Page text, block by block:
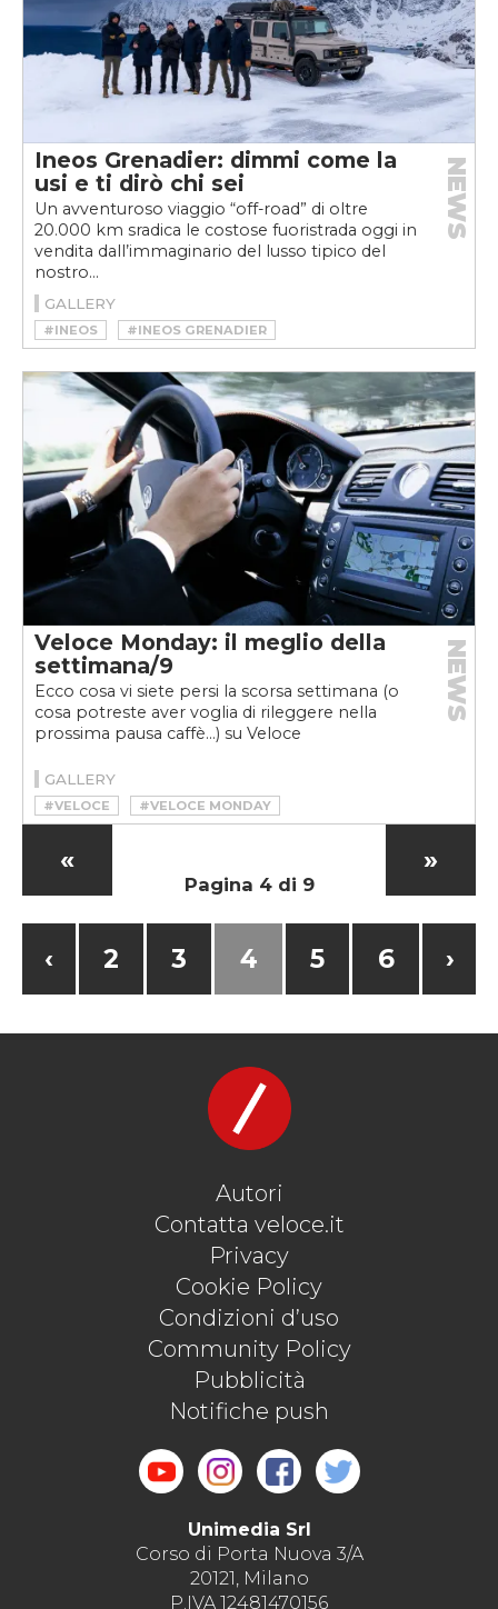
Ineos Grenadier: dimmi come la
usi e ti dirò chi sei
Un avventuroso viaggio “off-road” di oltre
20.000 km sradica le costose fuoristrada oggi in
vendita dall’immaginario del lusso tipico del
nostro...
NEWS
GALLERY
#INEOS #INEOS GRENADIER
Veloce Monday: il meglio della
settimana/9
Ecco cosa vi siete persi la scorsa settimana (o
cosa potreste aver voglia di rileggere nella
prossima pausa caffè…) su Veloce
NEWS
GALLERY
#VELOCE #VELOCE MONDAY
Pagina 4 di 9
«
‹ 2 3 4 5 6 ›
»
Autori
Contatta veloce.it
Privacy
Cookie Policy
Condizioni d’uso
Community Policy
Pubblicità
Notifiche push
Unimedia Srl
Corso di Porta Nuova 3/A
20121, Milano
P.IVA 12481470156